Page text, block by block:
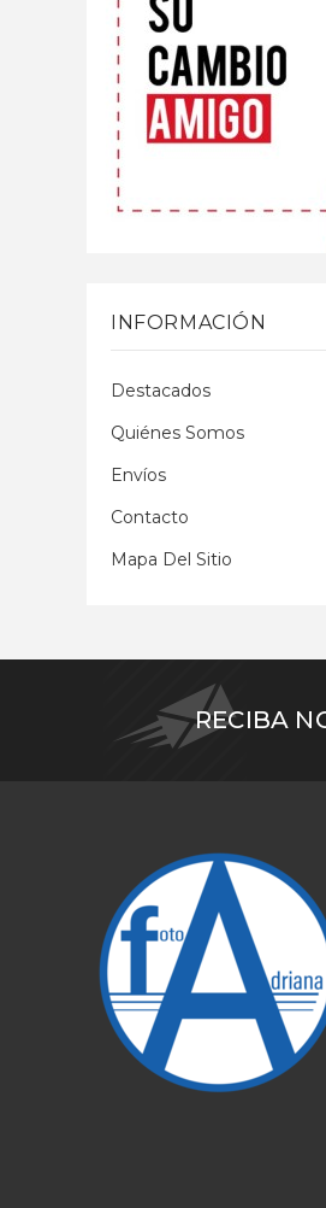
INFORMACIÓN
Destacados
Quiénes Somos
Envíos
Contacto
Mapa Del Sitio
RECIBA